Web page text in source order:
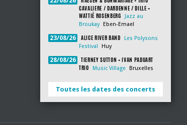
CAVALIERE / DARDENNE / DILLE +
WATTIÉ ROSENBERG
Jazz au
Broukay
Eben-Emael
23/08/26 ALICE RIVER BAND
Les Polysons
Festival
Huy
28/08/26
TIERNEY SUTTON + IVAN PADUART
TRIO
Music Village Bruxelles
Toutes les dates des concerts